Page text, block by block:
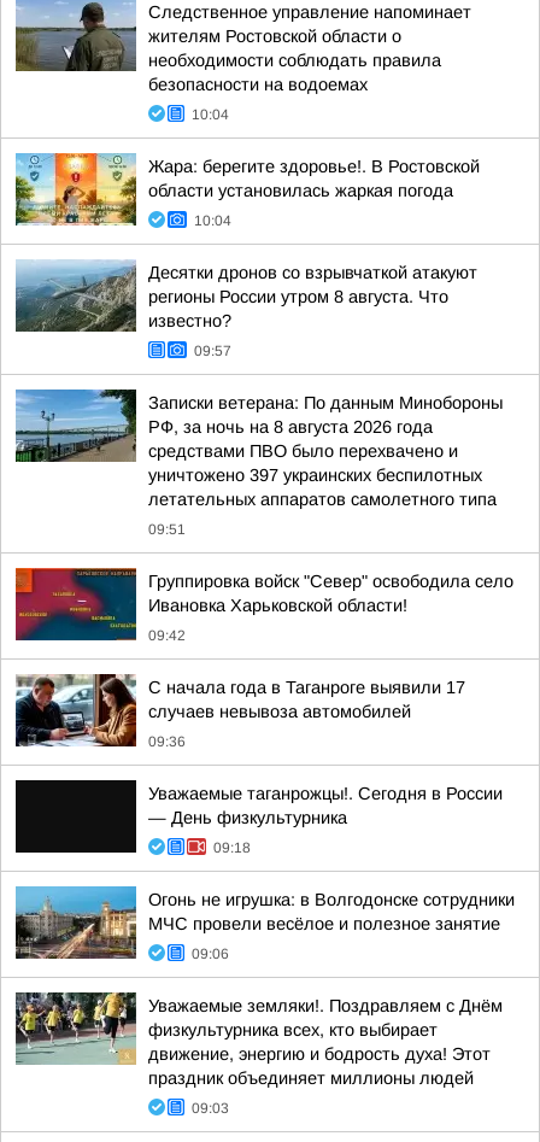
Следственное управление напоминает
жителям Ростовской области о
необходимости соблюдать правила
безопасности на водоемах
10:04
Жара: берегите здоровье!. В Ростовской
области установилась жаркая погода
10:04
Десятки дронов со взрывчаткой атакуют
регионы России утром 8 августа. Что
известно?
09:57
Записки ветерана: По данным Минобороны
РФ, за ночь на 8 августа 2026 года
средствами ПВО было перехвачено и
уничтожено 397 украинских беспилотных
летательных аппаратов самолетного типа
09:51
Группировка войск "Север" освободила село
Ивановка Харьковской области!
09:42
С начала года в Таганроге выявили 17
случаев невывоза автомобилей
09:36
Уважаемые таганрожцы!. Сегодня в России
— День физкультурника
09:18
Огонь не игрушка: в Волгодонске сотрудники
МЧС провели весёлое и полезное занятие
09:06
Уважаемые земляки!. Поздравляем с Днём
физкультурника всех, кто выбирает
движение, энергию и бодрость духа! Этот
праздник объединяет миллионы людей
09:03